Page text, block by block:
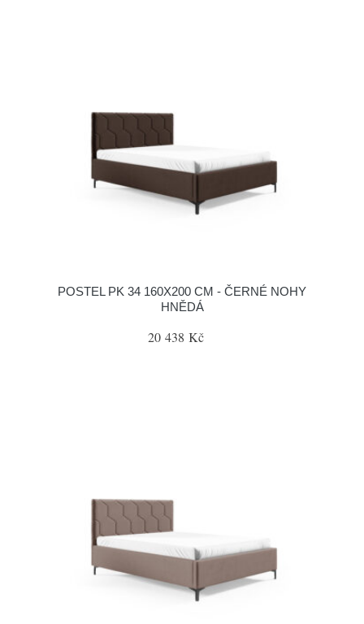
POSTEL PK 34 160X200 CM - ČERNÉ NOHY
HNĚDÁ
20 438 Kč